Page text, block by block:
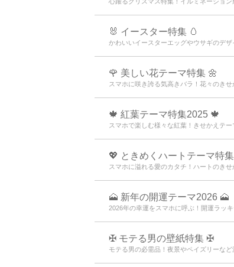
🐰 イースター特集 🥚
かわいいイースターエッグやウサギのデ
🌹 美しい花テーマ特集 🌼
スマホに咲き誇る気高きバラ！花々のき
🍁 紅葉テーマ特集2025 🍁
スマホで楽しむ様々な紅葉！きせかえテ
💖 ときめくハートテーマ特
スマホに溢れる愛のカタチ！ハートのき
🗻 新年の開運テーマ2026 🗻
2026年の幸運をスマホに呼ぶ！開運ラッ
✠ モテる男の壁紙特集 ✠
モテる男の必需品！夜景やペイズリーな